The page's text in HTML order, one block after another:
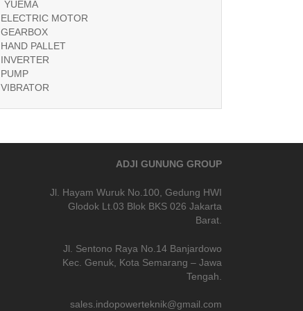
YUEMA
ELECTRIC MOTOR
GEARBOX
HAND PALLET
INVERTER
PUMP
VIBRATOR
ADJI GUNUNG GROUP
Jl. Hayam Wuruk No.100, Gedung HWI
Glodok Lt.03 Blok BKS 026 Jakarta
Barat.
Jl. Sentono Raya No.14 Banjardowo
Kec. Genuk, Kota Semarang – Jawa
Tengah.
sales.indopowerteknik@gmail.com